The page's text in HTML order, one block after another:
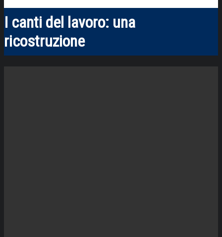
I canti del lavoro: una
ricostruzione